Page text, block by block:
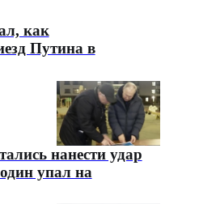
как
Путина в
нанести удар
упал на